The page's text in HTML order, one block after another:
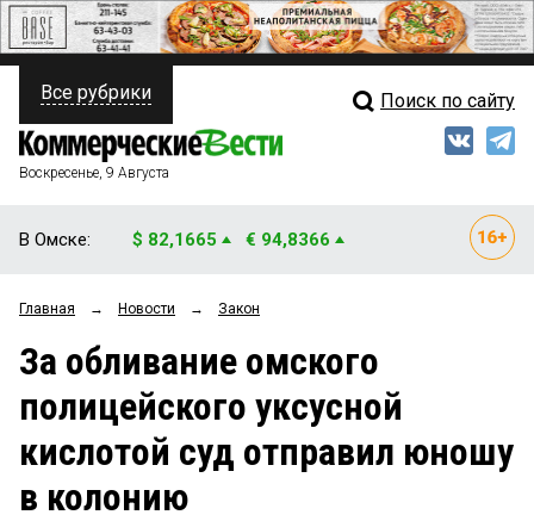
ПОЛИТИКА
ФИНАНСЫ
ОБЩЕСТВО
ЗАКОН
НОВОСТИ КОМПАНИЙ
Свежий выпуск
Рейтинги
Блоги
Архив
Все рубрики Поиск по сайту
Воскресенье, 9 Августа
В Омске: $ 82,1665 € 94,8366
Главная → Новости → Закон
За обливание омского
полицейского уксусной
кислотой суд отправил юношу
в колонию